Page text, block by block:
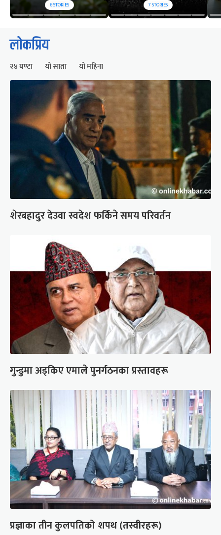
6STORIES 7STORIES
लोकप्रिय
२४ घण्टा यो साता यो महिना
शेरबहादुर देउवा स्वदेश फर्किने समय परिवर्तन
गुन्डुमा अड्किए एमाले पुनर्गठनका प्रस्तावहरू
प्रज्ञाका तीन कुलपतिको शपथ (तस्वीरहरू)